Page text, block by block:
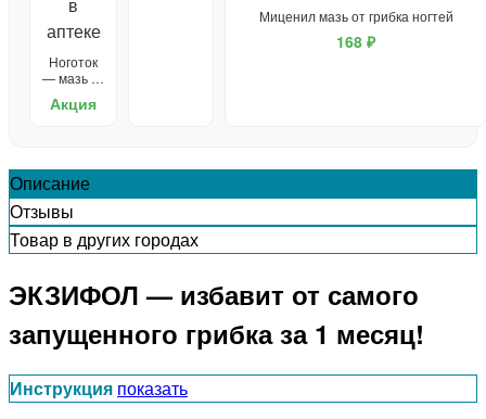
Ноготок
— мазь от
Акция
Миценил мазь от грибка ногтей
168 ₽
Описание
Отзывы
Товар в других городах
ЭКЗИФОЛ — избавит от самого
запущенного грибка за 1 месяц!
Инструкция показать